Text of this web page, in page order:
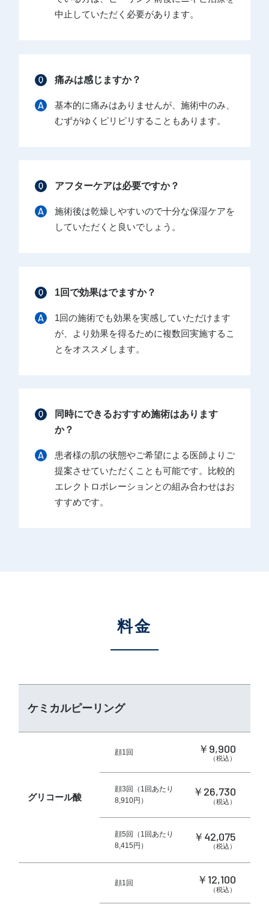
中止していただく必要があります。
痛みは感じますか？
基本的に痛みはありませんが、施術中のみ、
むずがゆくピリピリすることもあります。
アフターケアは必要ですか？
施術後は乾燥しやすいので十分な保湿ケアを
していただくと良いでしょう。
1回で効果はでますか？
1回の施術でも効果を実感していただけます
が、より効果を得るために複数回実施するこ
とをオススメします。
同時にできるおすすめ施術はあります
か？
患者様の肌の状態やご希望による医師よりご
提案させていただくことも可能です。比較的
エレクトロポレーションとの組み合わせはお
すすめです。
料金
ケミカルピーリング
グリコール酸
顔1回 ￥9,900
（税込）
顔3回（1回あたり
8,910円）
￥26,730
（税込）
顔5回（1回あたり
8,415円）
￥42,075
（税込）
顔1回 ￥12,100
（税込）